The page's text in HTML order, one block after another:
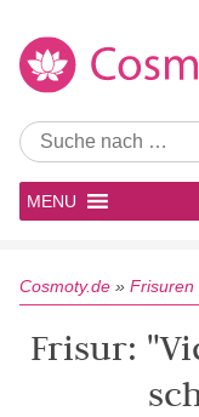
MENU
Cosmoty.de » Frisuren
Frisur: